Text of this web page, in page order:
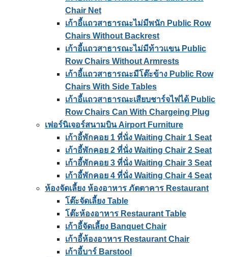
Chair Net
เก้าอี้แถวสาธารณะไม่มีพนัก Public Row
Chairs Without Backrest
เก้าอี้แถวสาธารณะไม่มีท้าวแขน Public
Row Chairs Without Armrests
เก้าอี้แถวสาธารณะมีโต๊ะข้าง Public Row
Chairs With Side Tables
เก้าอี้แถวสาธารณะเสียบชาร์จไฟได้ Public
Row Chairs Can With Chargeing Plug
เฟอร์นิเจอร์สนามบิน Airport Furniture
เก้าอี้พักคอย 1 ที่นั่ง Waiting Chair 1 Seat
เก้าอี้พักคอย 2 ที่นั่ง Waiting Chair 2 Seat
เก้าอี้พักคอย 3 ที่นั่ง Waiting Chair 3 Seat
เก้าอี้พักคอย 4 ที่นั่ง Waiting Chair 4 Seat
ห้องจัดเลี้ยง ห้องอาหาร ภัตตาคาร Restaurant
โต๊ะจัดเลี้ยง Table
โต๊ะห้องอาหาร Restaurant Table
เก้าอี้จัดเลี้ยง Banquet Chair
เก้าอี้ห้องอาหาร Restaurant Chair
เก้าอี้บาร์ Barstool